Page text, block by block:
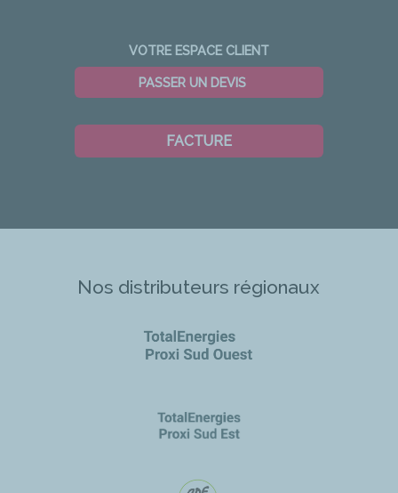
VOTRE ESPACE CLIENT
PASSER UN DEVIS
FACTURE
Nos distributeurs régionaux